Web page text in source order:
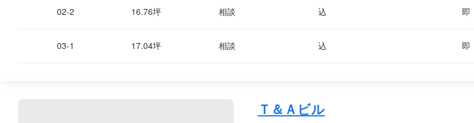
02-2 16.76坪 相談 込 即
03-1 17.04坪 相談 込 即
Ｔ＆Ａビル